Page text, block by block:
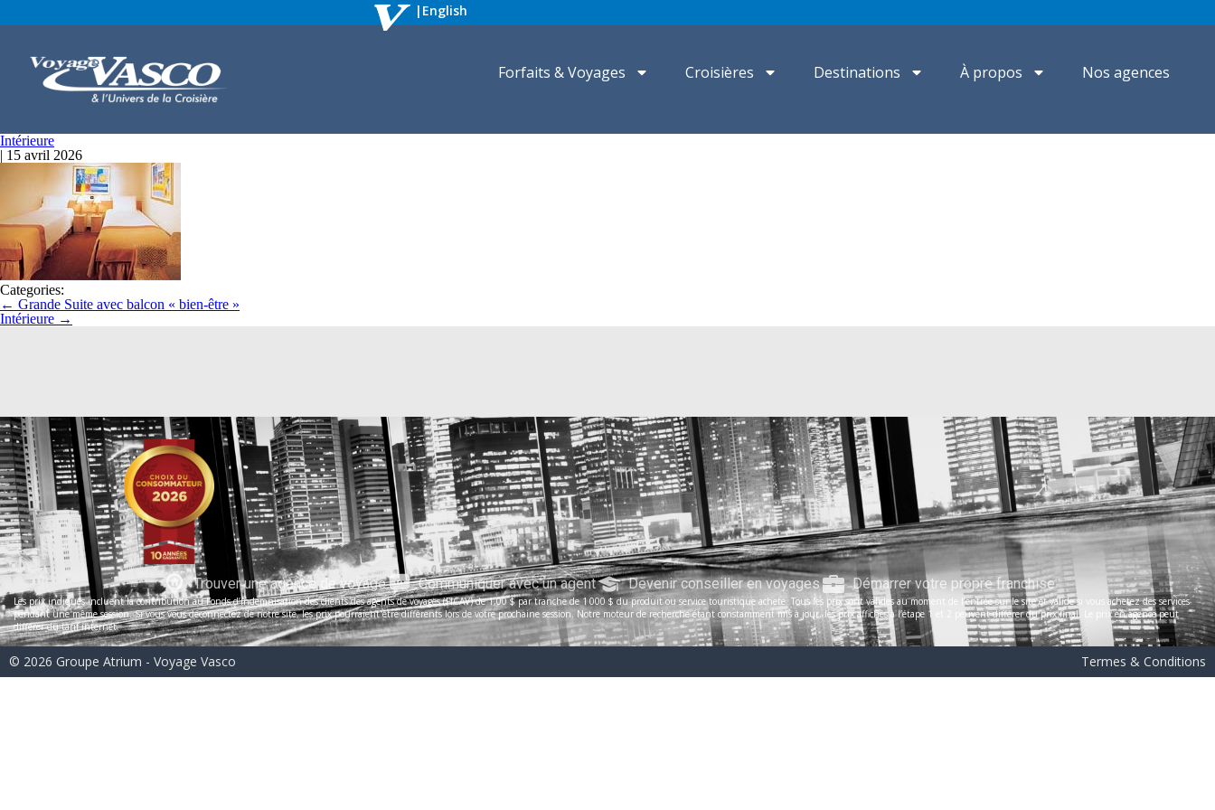
| English
Forfaits & Voyages Croisières Destinations À propos Nos agences
Intérieure
| 15 avril 2026
Categories:
← Grande Suite avec balcon « bien-être »
Intérieure →
Trouver une agence de voyage Communiquer avec un agent Devenir conseiller en voyages Démarrer votre propre franchise
Les prix indiqués incluent la contribution au Fonds d’indemnisation des clients des agents de voyages (FICAV) de 1,00 $ par tranche de 1 000 $ du produit ou service touristique acheté. Tous les prix sont valides au moment de l’entrée sur le site et valide si vous achetez des services
pendant une même session. Si vous vous déconnectez de notre site, les prix pourraient être différents lors de votre prochaine session. Notre moteur de recherche étant constamment mis à jour, les prix affichés à l’étape 1 et 2 peuvent différer du prix final. Le prix en agence peut
différer du tarif internet.
© 2026 Groupe Atrium - Voyage Vasco Termes & Conditions